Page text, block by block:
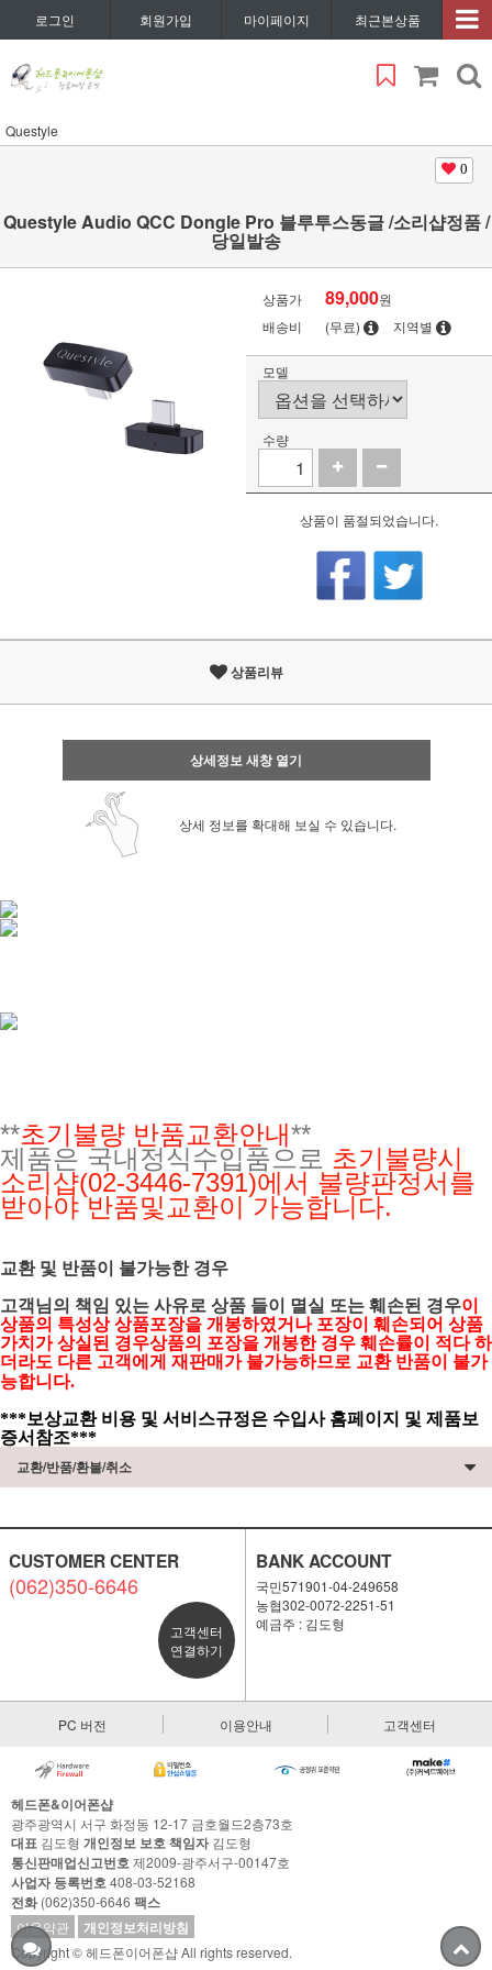
로그인 회원가입 마이페이지 최근본상품
Questyle
0
Questyle Audio QCC Dongle Pro 블루투스동글 /소리샵정품 /
당일발송
상품가 89,000원
배송비
(무료) 지역별
모델
수량
상품이 품절되었습니다.
상품리뷰
상세정보 새창 열기
상세 정보를 확대해 보실 수 있습니다.
**초기불량 반품교환안내**
제품은 국내정식수입품으로 초기불량시
소리샵(02-3446-7391)에서 불량판정서를
받아야 반품및교환이 가능합니다.
교환 및 반품이 불가능한 경우
고객님의 책임 있는 사유로 상품 들이 멸실 또는 훼손된 경우이
상품의 특성상 상품포장을 개봉하였거나 포장이 훼손되어 상품
가치가 상실된 경우상품의 포장을 개봉한 경우 훼손률이 적다 하
더라도 다른 고객에게 재판매가 불가능하므로 교환 반품이 불가
능합니다.
***보상교환 비용 및 서비스규정은 수입사 홈페이지 및 제품보
증서참조***
교환/반품/환불/취소
CUSTOMER CENTER
(062)350-6646
고객센터
연결하기
BANK ACCOUNT
국민571901-04-249658
농협302-0072-2251-51
예금주 : 김도형
PC 버전 이용안내 고객센터
헤드폰&이어폰샵
광주광역시 서구 화정동 12-17 금호월드2층73호
대표 김도형 개인정보 보호 책임자김도형
통신판매업신고번호제2009-광주서구-00147호
사업자 등록번호408-03-52168
전화(062)350-6646 팩스
이용약관 개인정보처리방침
Copyright © 헤드폰이어폰샵 All rights reserved.